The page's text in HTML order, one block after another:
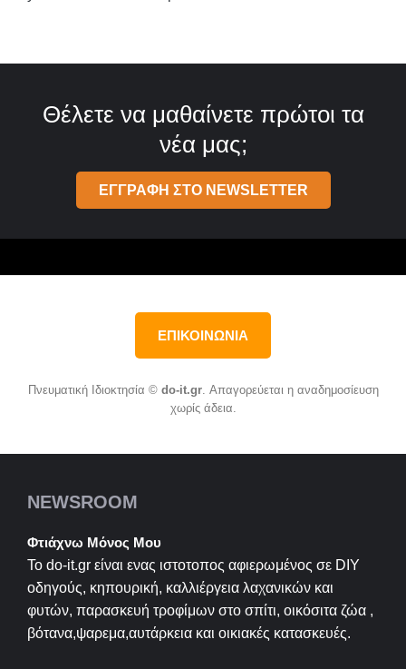
Θέλετε να μαθαίνετε πρώτοι τα
νέα μας;
ΕΓΓΡΑΦΗ ΣΤΟ NEWSLETTER
ΕΠΙΚΟΙΝΩΝΙΑ
Πνευματική Ιδιοκτησία © do-it.gr. Απαγορεύεται η αναδημοσίευση
χωρίς άδεια.
NEWSROOM
Φτιάχνω Μόνος Μου
Το do-it.gr είναι ενας ιστοτοπος αφιερωμένος σε DIY
οδηγούς, κηπουρική, καλλιέργεια λαχανικών και
φυτών, παρασκευή τροφίμων στο σπίτι, οικόσιτα ζώα ,
βότανα,ψαρεμα,αυτάρκεια και οικιακές κατασκευές.